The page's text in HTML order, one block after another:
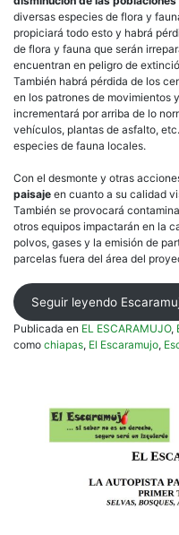
diversas especies de flora y
propiciará todo esto y habrá
de flora y fauna que serán
encuentran en peligro de
También habrá pérdida de los
en los patrones de movimientos
incrementará por arriba de lo
vehículos, plantas de asfalto,
especies de fauna locales.
Con el desmonte y otras
paisaje en cuanto a su calidad
También se provocará
otros equipos impactarán en la
polvos, gases y la emisión de
parcelas fuera del área del
Seguir leyendo
Publicada en EL ESCARAMUJO,
como chiapas, El Escaramujo,